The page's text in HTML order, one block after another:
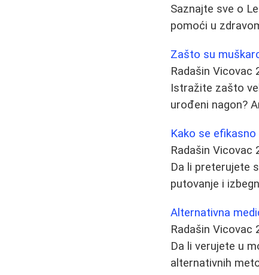
Saznajte sve o
pomoći u
Zašto su
Radašin Vicovac
Istražite zašto
urođeni nagon?
Kako se
Radašin Vicovac
Da li preterujete
putovanje i
Alternativna
Radašin Vicovac
Da li verujete u
alternativnih